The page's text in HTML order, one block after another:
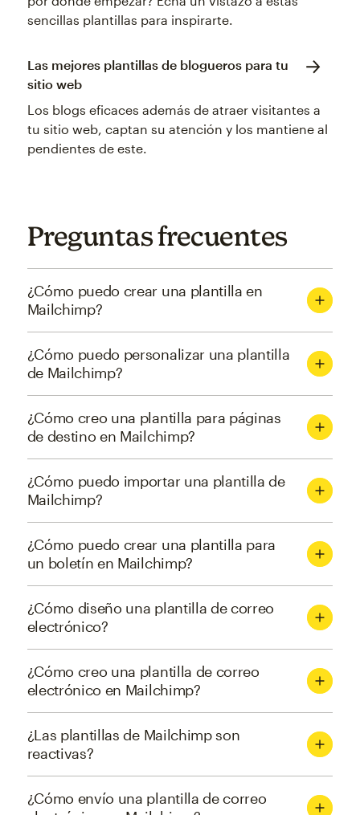
sencillas plantillas para inspirarte.
Las mejores plantillas de blogueros para tu
sitio web
Los blogs eficaces además de atraer visitantes a
tu sitio web, captan su atención y los mantiene al
pendientes de este.
Preguntas frecuentes
¿Cómo puedo crear una plantilla en
Mailchimp?
¿Cómo puedo personalizar una plantilla
de Mailchimp?
¿Cómo creo una plantilla para páginas
de destino en Mailchimp?
¿Cómo puedo importar una plantilla de
Mailchimp?
¿Cómo puedo crear una plantilla para
un boletín en Mailchimp?
¿Cómo diseño una plantilla de correo
electrónico?
¿Cómo creo una plantilla de correo
electrónico en Mailchimp?
¿Las plantillas de Mailchimp son
reactivas?
¿Cómo envío una plantilla de correo